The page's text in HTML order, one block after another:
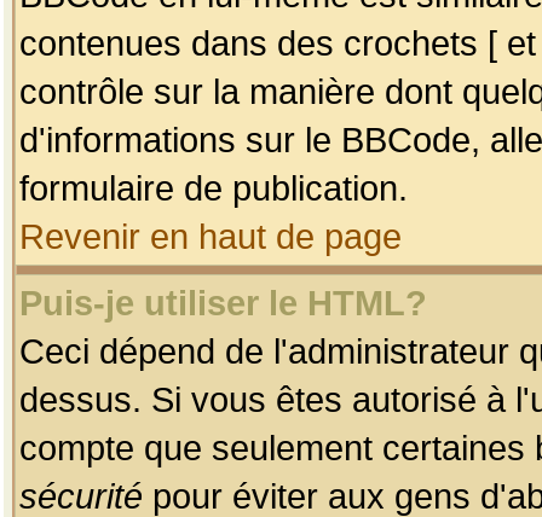
contenues dans des crochets [
contrôle sur la manière dont
d'informations sur le BBCode,
formulaire de publication.
Revenir en haut de page
Puis-je utiliser le HTML?
Ceci dépend de l'administrateur
dessus. Si vous êtes autorisé à
compte que seulement
sécurité pour éviter aux gens